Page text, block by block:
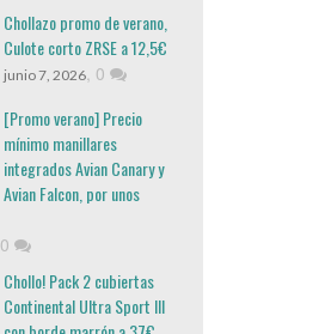
Chollazo promo de verano,
Culote corto ZRSE a 12,5€
junio 7, 2026, 0
[Promo verano] Precio
mínimo manillares
integrados Avian Canary y
Avian Falcon, por unos
0
Chollo! Pack 2 cubiertas
Continental Ultra Sport III